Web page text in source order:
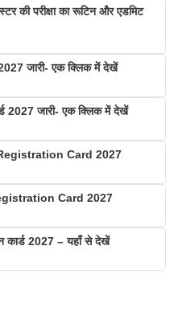
की परीक्षा का रूटिन और एडमिट
2027 जारी- एक क्लिक में देखें
2027 जारी- एक क्लिक में देखें
Card 2027
Card 2027
कार्ड 2027 – यहाँ से देखें